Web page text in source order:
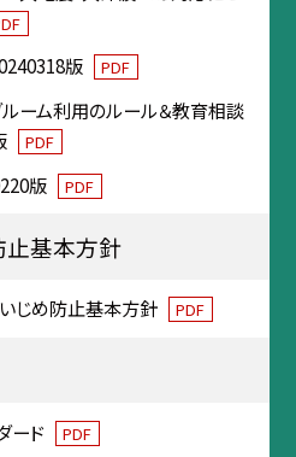
版 PDF
ルーム利用のルール＆教育相談
PDF
版 PDF
止基本方針
じめ防止基本方針 PDF
ード PDF